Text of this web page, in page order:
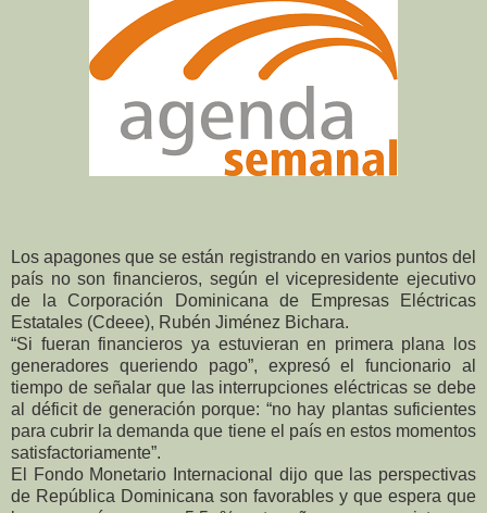
Los apagones que se están registrando en varios puntos del
país no son financieros, según el vicepresidente ejecutivo
de la Corporación Dominicana de Empresas Eléctricas
Estatales (Cdeee), Rubén Jiménez Bichara.
“Si fueran financieros ya estuvieran en primera plana los
generadores queriendo pago”, expresó el funcionario al
tiempo de señalar que las interrupciones eléctricas se debe
al déficit de generación porque: “no hay plantas suficientes
para cubrir la demanda que tiene el país en estos momentos
satisfactoriamente”.
El Fondo Monetario Internacional dijo que las perspectivas
de República Dominicana son favorables y que espera que